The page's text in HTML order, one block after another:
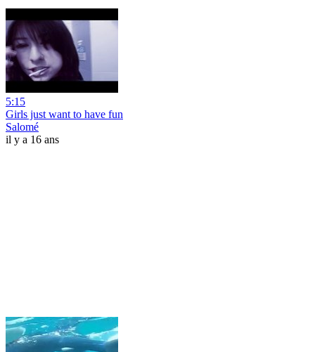
5:15
Girls just want to have fun
Salomé
il y a 16 ans